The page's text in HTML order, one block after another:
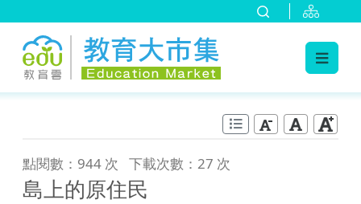
點閱數：944 次 下載次數：27 次
島上的原住民